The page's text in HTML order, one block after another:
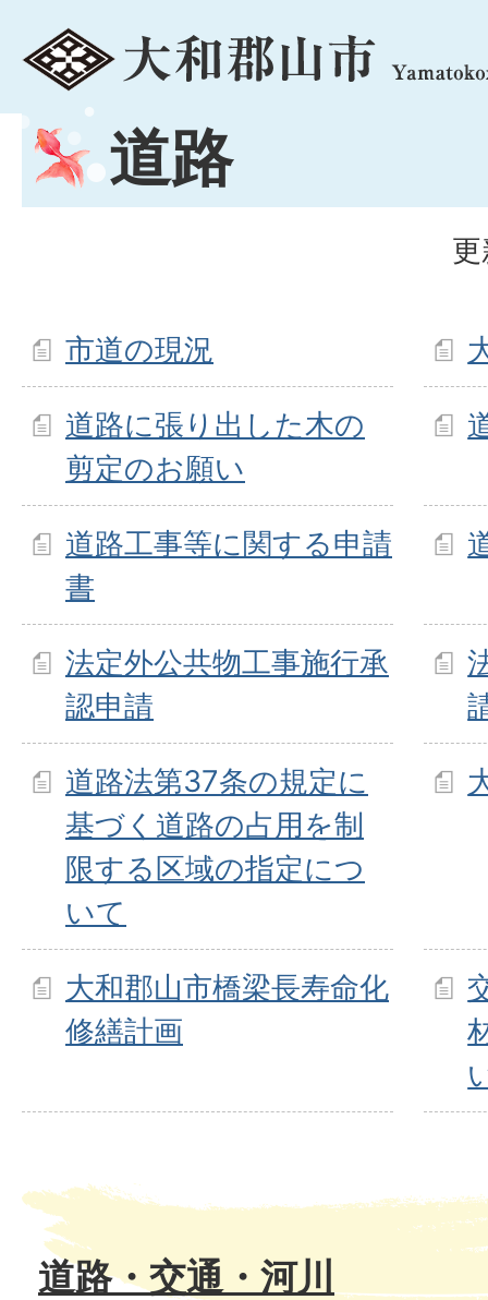
menu
道路
市道の現況
道路に張り出した木の
剪定のお願い
道路工事等に関する申請
書
法定外公共物工事施行承
認申請
道路法第37条の規定に
基づく道路の占用を制
限する区域の指定につ
いて
大和郡山市橋梁長寿命化
修繕計画
道路・交通・河川